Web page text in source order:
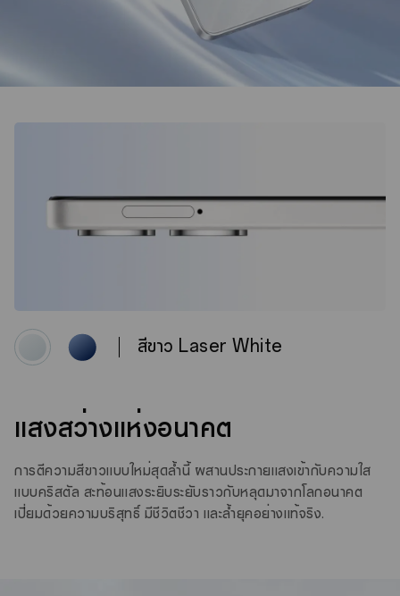
สีขาว Laser White
แสงสว่างแห่งอนาคต
การตีความสีขาวแบบใหม่สุดล้ำนี้ ผสานประกายแสงเข้ากับความใส
แบบคริสตัล สะท้อนแสงระยิบระยับราวกับหลุดมาจากโลกอนาคต
เปี่ยมด้วยความบริสุทธิ์ มีชีวิตชีวา และล้ำยุคอย่างแท้จริง.